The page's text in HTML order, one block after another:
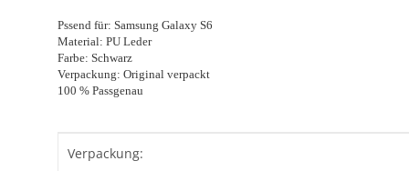
Pssend für: Samsung Galaxy S6
Material: PU Leder
Farbe: Schwarz
Verpackung: Original verpackt
100 % Passgenau
Produkteigenschaft
Wert
Verpackung: